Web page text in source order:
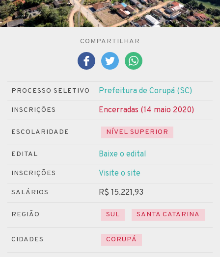
COMPARTILHAR
PROCESSO SELETIVO Prefeitura de Corupá (SC)
INSCRIÇÕES Encerradas (14 maio 2020)
ESCOLARIDADE NÍVEL SUPERIOR
EDITAL Baixe o edital
INSCRIÇÕES Visite o site
SALÁRIOS R$ 15.221,93
REGIÃO SUL SANTA CATARINA
CIDADES CORUPÁ